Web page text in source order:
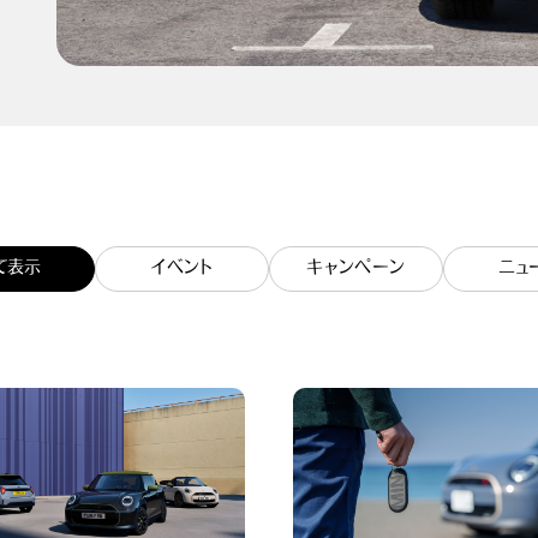
表示 イベント キャンペーン ニュ